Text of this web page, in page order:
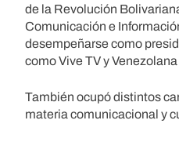
de la Revolución
Comunicación e
desempeñarse como
como Vive TV y
También ocupó distintos
materia comunicacional y